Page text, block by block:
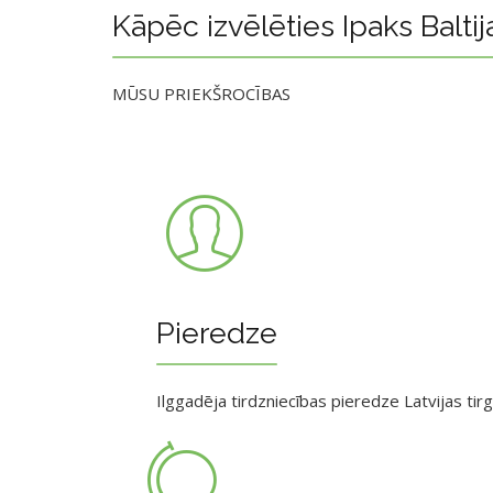
Kāpēc izvēlēties Ipaks
MŪSU PRIEKŠROCĪBAS
Pieredze
Ilggadēja tirdzniecības pieredze Latvijas